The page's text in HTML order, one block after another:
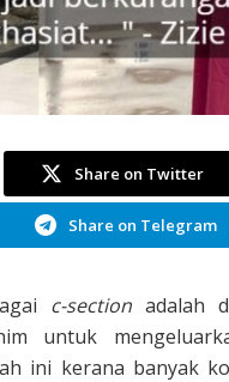
Share on Twitter
Share on Telegram
c-section adalah
untuk
ini kerana banyak